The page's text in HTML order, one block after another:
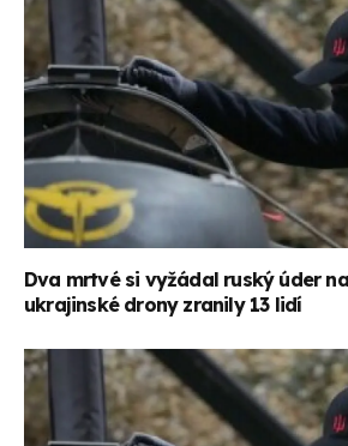
Dva mrtvé si vyžádal ruský úder
ukrajinské drony zranily 13 lidí